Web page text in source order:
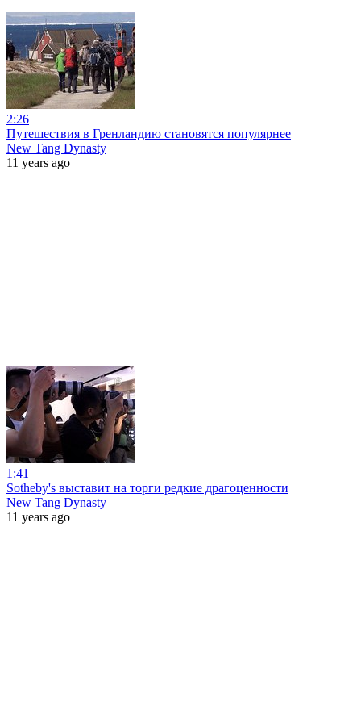
2:26
Путешествия в Гренландию становятся популярнее
New Tang Dynasty
11 years ago
1:41
Sotheby's выставит на торги редкие драгоценности
New Tang Dynasty
11 years ago